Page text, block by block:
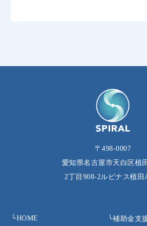
〒498-0007
愛知県名古屋市天白区植
2丁目908‐2ルピナス植田
└HOME └補助金支